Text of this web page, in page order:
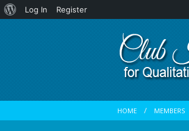
About
Log In
Register
HOME MEMBERS